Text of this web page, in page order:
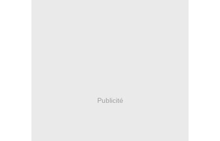
Publicité